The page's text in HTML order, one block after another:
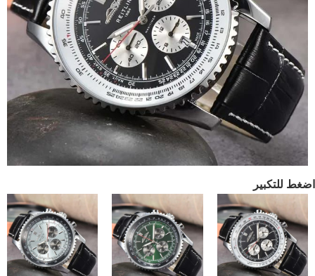
اضغط للتكبير